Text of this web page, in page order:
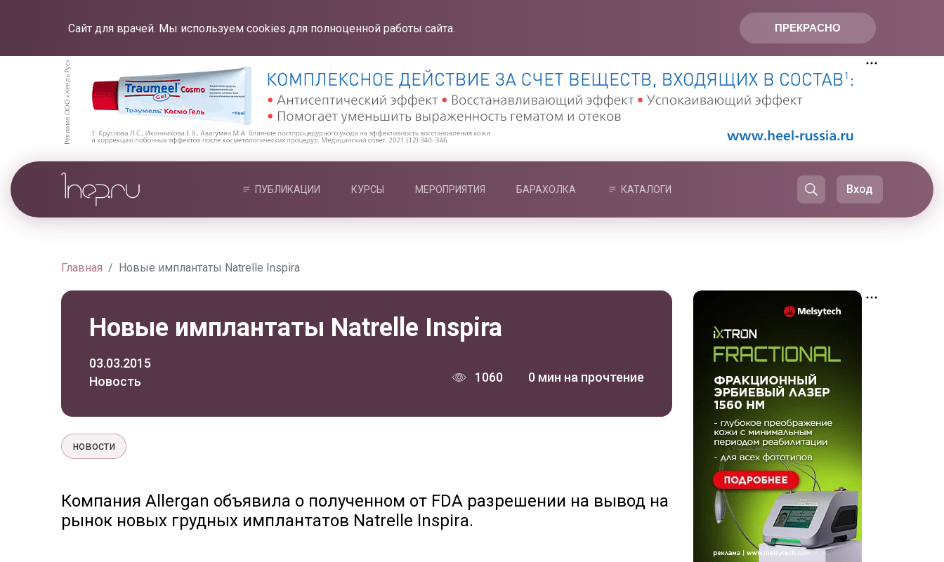
ПРЕКРАСНО
Сайт для врачей. Мы используем cookies для полноценной работы сайта.
ПУБЛИКАЦИИ КУРСЫ МЕРОПРИЯТИЯ БАРАХОЛКА КАТАЛОГИ Вход
Главная Новые имплантаты Natrelle Inspira
Новые имплантаты Natrelle Inspira
03.03.2015
Новость
1060 0 мин на прочтение
новости
Компания Allergan объявила о полученном от FDA разрешении на вывод на
рынок новых грудных имплантатов Natrelle Inspira.